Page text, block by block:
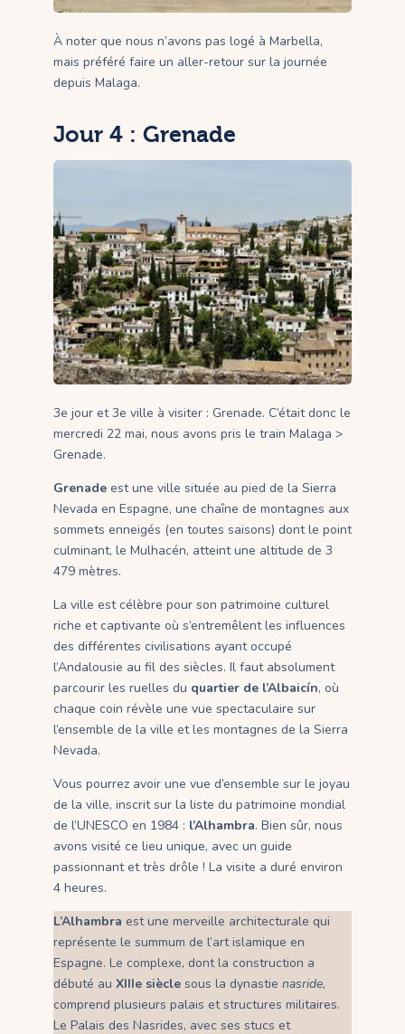
À noter que nous n’avons pas logé à Marbella,
mais préféré faire un aller-retour sur la journée
depuis Malaga.
Jour 4 : Grenade
3e jour et 3e ville à visiter : Grenade. C’était donc le
mercredi 22 mai, nous avons pris le train Malaga >
Grenade.
Grenade est une ville située au pied de la Sierra
Nevada en Espagne, une chaîne de montagnes aux
sommets enneigés (en toutes saisons) dont le point
culminant, le Mulhacén, atteint une altitude de 3
479 mètres.
La ville est célèbre pour son patrimoine culturel
riche et captivante où s’entremêlent les influences
des différentes civilisations ayant occupé
l’Andalousie au fil des siècles. Il faut absolument
parcourir les ruelles du quartier de l’Albaicín, où
chaque coin révèle une vue spectaculaire sur
l’ensemble de la ville et les montagnes de la Sierra
Nevada.
Vous pourrez avoir une vue d’ensemble sur le joyau
de la ville, inscrit sur la liste du patrimoine mondial
de l’UNESCO en 1984 : l’Alhambra. Bien sûr, nous
avons visité ce lieu unique, avec un guide
passionnant et très drôle ! La visite a duré environ
4 heures.
L’Alhambra est une merveille architecturale qui
représente le summum de l’art islamique en
Espagne. Le complexe, dont la construction a
débuté au XIIIe siècle sous la dynastie nasride,
comprend plusieurs palais et structures militaires.
Le Palais des Nasrides, avec ses stucs et